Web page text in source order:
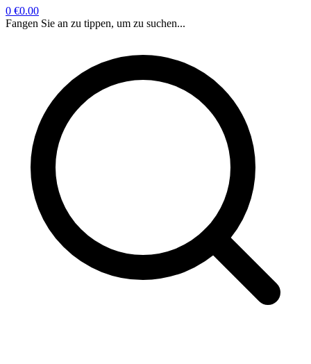
0 €0.00
Fangen Sie an zu tippen, um zu suchen...